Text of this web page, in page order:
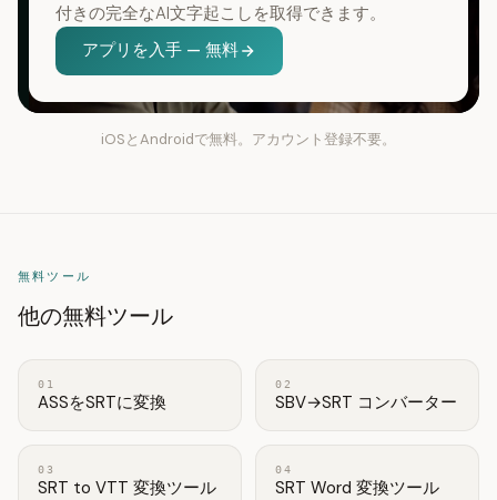
付きの完全なAI文字起こしを取得できます。
アプリを入手 — 無料
iOSとAndroidで無料。アカウント登録不要。
無料ツール
他の無料ツール
01
ASSをSRTに変換
02
SBV→SRT コンバーター
03
SRT to VTT 変換ツール
04
SRT Word 変換ツール